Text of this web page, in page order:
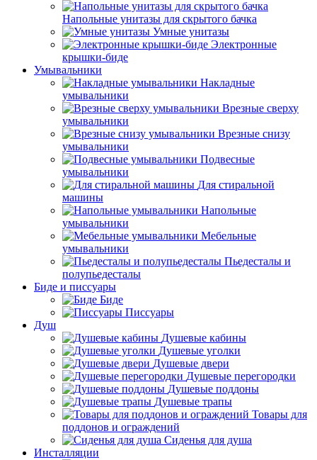
Напольные унитазы для скрытого бачка
Умные унитазы
Электронные
крышки-биде
Умывальники
Накладные
умывальники
Врезные сверху
умывальники
Врезные снизу
умывальники
Подвесные
умывальники
Для стиральной
машины
Напольные
умывальники
Мебельные
умывальники
Пьедесталы и
полупьедесталы
Биде и писсуары
Биде
Писсуары
Душ
Душевые кабины
Душевые уголки
Душевые двери
Душевые перегородки
Душевые поддоны
Душевые трапы
Товары для
поддонов и ограждений
Сиденья для душа
Инсталляции